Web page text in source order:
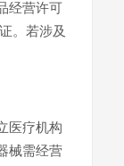
经营许可
。若涉及
医疗机构
械需经营